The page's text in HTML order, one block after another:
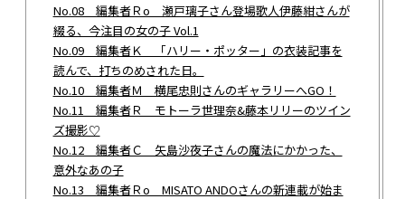
No.08 編集者Ｒo 瀬戸璃子さん登場歌人伊藤紺さんが
綴る、今注目の女の子 Vol.1
No.09 編集者Ｋ 「ハリー・ポッター」の衣装記事を
読んで、打ちのめされた日。
No.10 編集者Ｍ 横尾忠則さんのギャラリーへGO！
No.11 編集者Ｒ モトーラ世理奈&藤本リリーのツイン
ズ撮影♡
No.12 編集者Ｃ 矢島沙夜子さんの魔法にかかった、
意外なあの子
No.13 編集者Ｒo MISATO ANDOさんの新連載が始ま